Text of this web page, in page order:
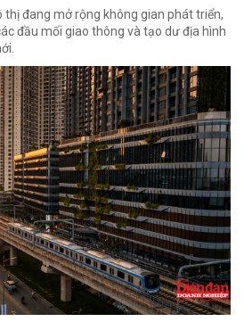
thị đang mở rộng không gian phát triển,
đầu mối giao thông và tạo dư địa hình